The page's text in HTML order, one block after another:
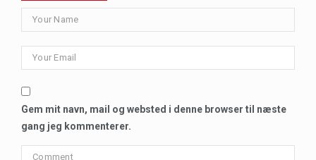
Gem mit navn, mail og websted i denne browser til næste
gang jeg kommenterer.